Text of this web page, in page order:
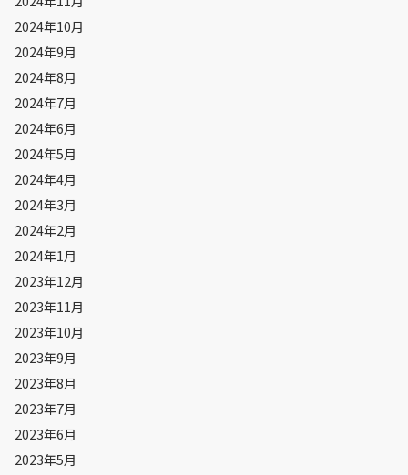
2024年10月
2024年9月
2024年8月
2024年7月
2024年6月
2024年5月
2024年4月
2024年3月
2024年2月
2024年1月
2023年12月
2023年11月
2023年10月
2023年9月
2023年8月
2023年7月
2023年6月
2023年5月